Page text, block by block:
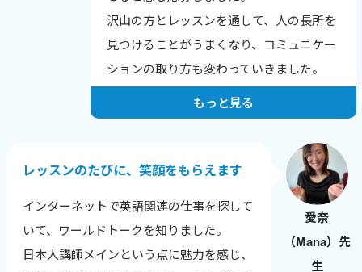
ン後に安心される様子を見せてくれたり、
自分の言いたい事を英語で表現できてうれ
しいなどの、喜びの報告を受けた時にとて
もやりがいを感じます。
沢山の方とレッスンを通して、人の長所を
見つけることがうまくなり、コミュニケー
ションの取り方も変わっていきました。
人は自分の短所にはよく気がつきますが、
レッスンでは生徒さん本人が気づいていな
い長所や成長のポイントを積極的に伝えて
います。
純粋に生徒さんに英会話を教えることが楽
もっと見る
愛奈
（Mana）先
生
レッスンのたびに、笑顔をもらえます
インターネットで英語関連の仕事を探して
いて、ワールドトークを知りました。
日本人講師メインという点に魅力を感じ、